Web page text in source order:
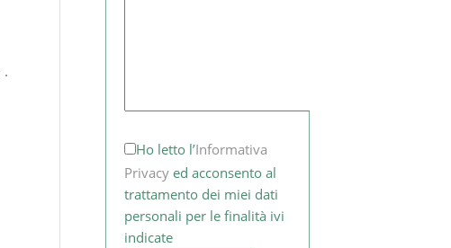
.
Ho letto l’Informativa
Privacyed acconsento al
trattamento dei miei dati
personali per le finalità ivi
indicate